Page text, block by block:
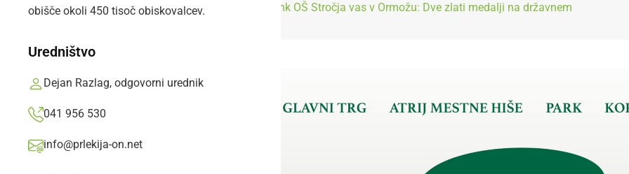
obišče okoli 450 tisoč obiskovalcev.
Uredništvo
Dejan Razlag, odgovorni urednik
041 956 530
info@prlekija-on.net
Naslovnica Šport
Zgodovinski uspeh učenk OŠ Stročja vas v Ormožu: Dve zlati medalji na državnem